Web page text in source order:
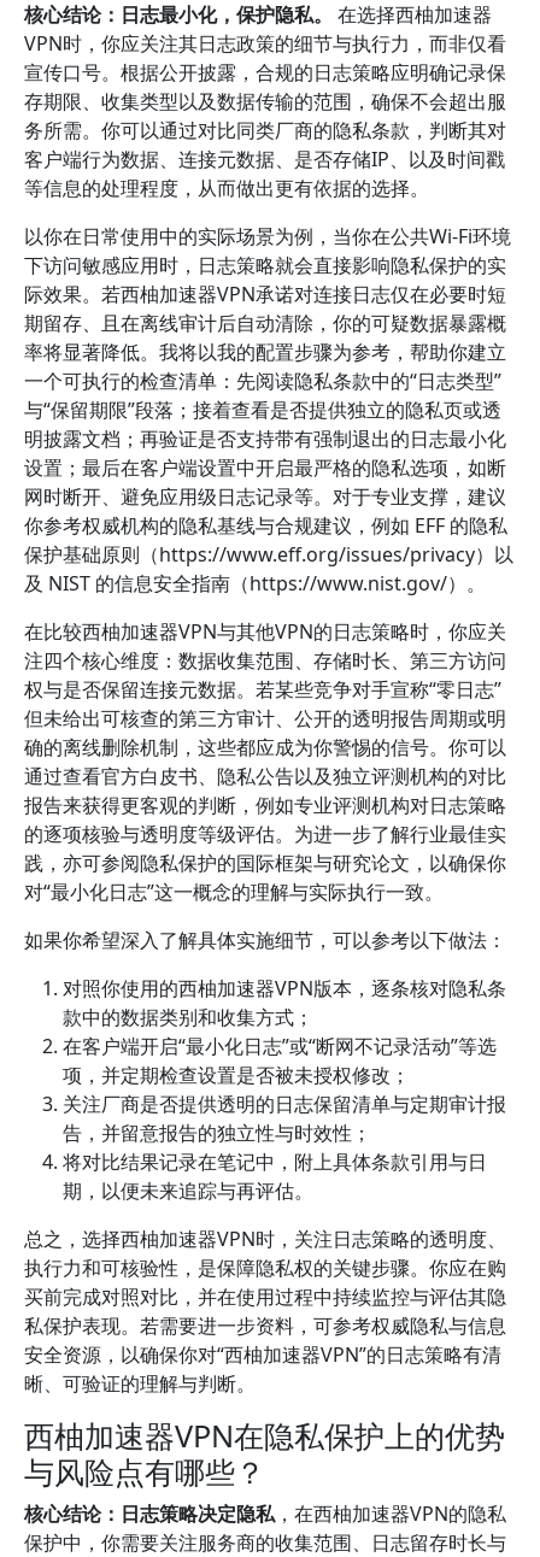
核心结论：日志最小化，保护隐私。
在选择西柚加速器
VPN时，你应关注其日志政策的细节与执行力，而非仅看
宣传口号。根据公开披露，合规的日志策略应明确记录保
存期限、收集类型以及数据传输的范围，确保不会超出服
务所需。你可以通过对比同类厂商的隐私条款，判断其对
客户端行为数据、连接元数据、是否存储IP、以及时间戳
等信息的处理程度，从而做出更有依据的选择。
以你在日常使用中的实际场景为例，当你在公共Wi‑Fi环境
下访问敏感应用时，日志策略就会直接影响隐私保护的实
际效果。若西柚加速器VPN承诺对连接日志仅在必要时短
期留存、且在离线审计后自动清除，你的可疑数据暴露概
率将显著降低。我将以我的配置步骤为参考，帮助你建立
一个可执行的检查清单：先阅读隐私条款中的“日志类型”
与“保留期限”段落；接着查看是否提供独立的隐私页或透
明披露文档；再验证是否支持带有强制退出的日志最小化
设置；最后在客户端设置中开启最严格的隐私选项，如断
网时断开、避免应用级日志记录等。对于专业支撑，建议
你参考权威机构的隐私基线与合规建议，例如 EFF 的隐私
保护基础原则（https://www.eff.org/issues/privacy）以
及 NIST 的信息安全指南（https://www.nist.gov/）。
在比较西柚加速器VPN与其他VPN的日志策略时，你应关
注四个核心维度：数据收集范围、存储时长、第三方访问
权与是否保留连接元数据。若某些竞争对手宣称“零日志”
但未给出可核查的第三方审计、公开的透明报告周期或明
确的离线删除机制，这些都应成为你警惕的信号。你可以
通过查看官方白皮书、隐私公告以及独立评测机构的对比
报告来获得更客观的判断，例如专业评测机构对日志策略
的逐项核验与透明度等级评估。为进一步了解行业最佳实
践，亦可参阅隐私保护的国际框架与研究论文，以确保你
对“最小化日志”这一概念的理解与实际执行一致。
如果你希望深入了解具体实施细节，可以参考以下做法：
对照你使用的西柚加速器VPN版本，逐条核对隐私条
款中的数据类别和收集方式；
在客户端开启“最小化日志”或“断网不记录活动”等选
项，并定期检查设置是否被未授权修改；
关注厂商是否提供透明的日志保留清单与定期审计报
告，并留意报告的独立性与时效性；
将对比结果记录在笔记中，附上具体条款引用与日
期，以便未来追踪与再评估。
总之，选择西柚加速器VPN时，关注日志策略的透明度、
执行力和可核验性，是保障隐私权的关键步骤。你应在购
买前完成对照对比，并在使用过程中持续监控与评估其隐
私保护表现。若需要进一步资料，可参考权威隐私与信息
安全资源，以确保你对“西柚加速器VPN”的日志策略有清
晰、可验证的理解与判断。
西柚加速器VPN在隐私保护上的优势
与风险点有哪些？
核心结论：日志策略决定隐私，在西柚加速器VPN的隐私
保护中，你需要关注服务商的收集范围、日志留存时长与